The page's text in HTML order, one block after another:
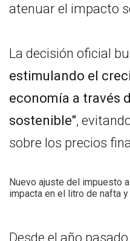
atenuar el impacto
La decisión oficial
estimulando el
economía a través
sostenible",
sobre los precios
Nuevo ajuste del impuesto
impacta en el litro de nafta
Desde el año